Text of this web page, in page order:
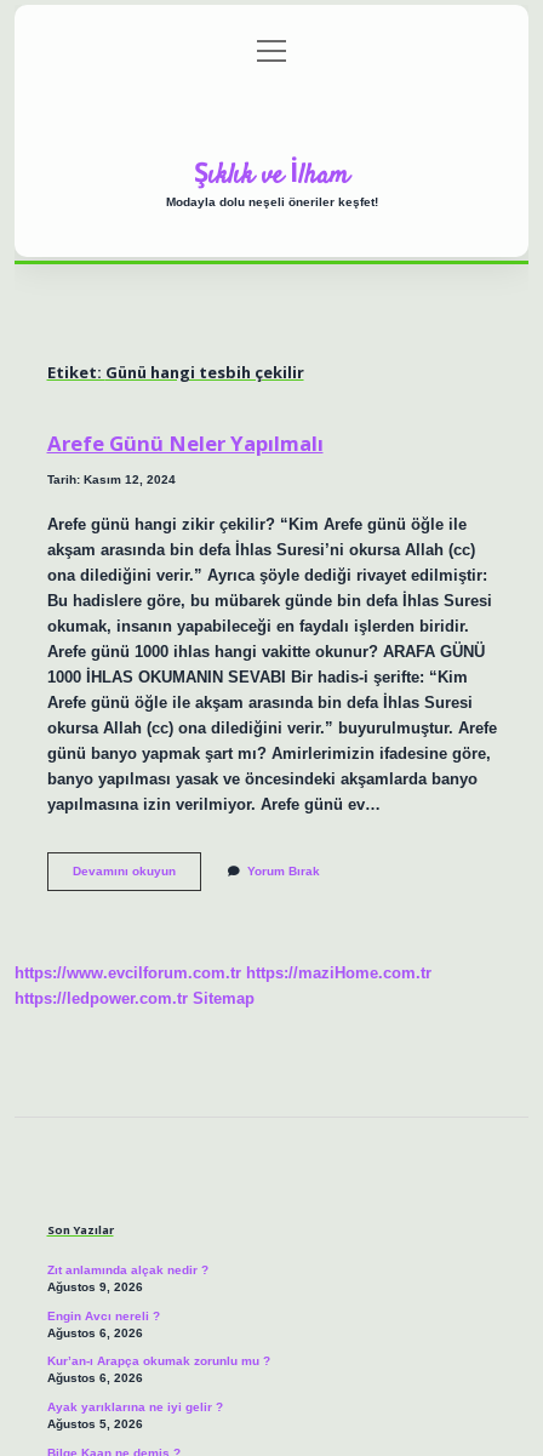
Gizlilik Politikası
menüyü
aç
Şıklık ve İlham
Modayla dolu neşeli öneriler keşfet!
Etiket: Günü hangi tesbih çekilir
Arefe Günü Neler Yapılmalı
Tarih: Kasım 12, 2024
Arefe günü hangi zikir çekilir? “Kim Arefe günü öğle ile
akşam arasında bin defa İhlas Suresi’ni okursa Allah (cc)
ona dilediğini verir.” Ayrıca şöyle dediği rivayet edilmiştir:
Bu hadislere göre, bu mübarek günde bin defa İhlas Suresi
okumak, insanın yapabileceği en faydalı işlerden biridir.
Arefe günü 1000 ihlas hangi vakitte okunur? ARAFA GÜNÜ
1000 İHLAS OKUMANIN SEVABI Bir hadis-i şerifte: “Kim
Arefe günü öğle ile akşam arasında bin defa İhlas Suresi
okursa Allah (cc) ona dilediğini verir.” buyurulmuştur. Arefe
günü banyo yapmak şart mı? Amirlerimizin ifadesine göre,
banyo yapılması yasak ve öncesindeki akşamlarda banyo
yapılmasına izin verilmiyor. Arefe günü ev…
Devamını okuyunArefe
Yorum Bırak
https://www.evcilforum.com.tr https://maziHome.com.tr
https://ledpower.com.tr Sitemap
Son Yazılar
Zıt anlamında alçak nedir ?
Ağustos 9, 2026
Engin Avcı nereli ?
Ağustos 6, 2026
Kur’an-ı Arapça okumak zorunlu mu ?
Ağustos 6, 2026
Ayak yarıklarına ne iyi gelir ?
Ağustos 5, 2026
Bilge Kaan ne demiş ?